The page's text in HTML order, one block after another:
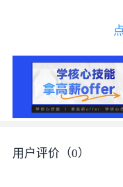
用户评价（0）